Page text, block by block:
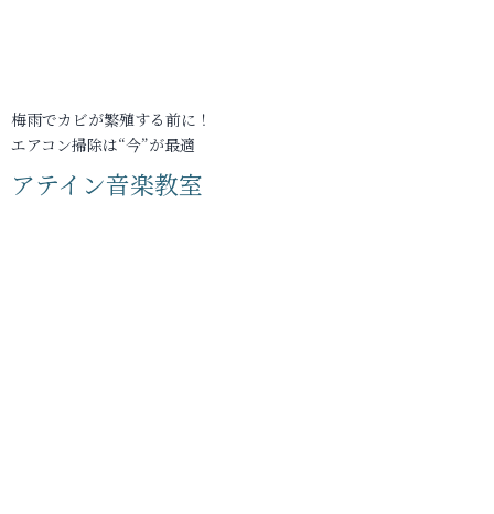
梅雨でカビが繁殖する前に！
エアコン掃除は“今”が最適
アテイン音楽教室